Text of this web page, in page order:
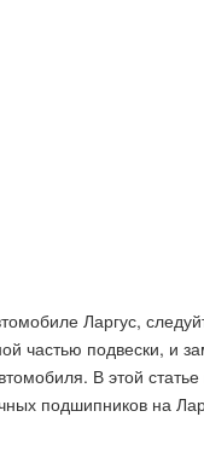
Ларгус,
частью подвески, и
В этой
подшипников на